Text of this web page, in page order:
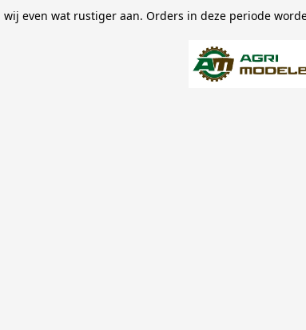
even wat rustiger aan. Orders in deze periode